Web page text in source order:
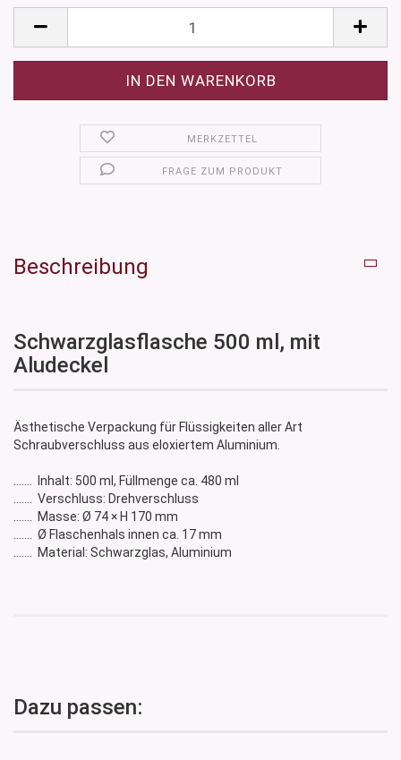
MERKZETTEL
FRAGE ZUM PRODUKT
Beschreibung
Schwarzglasflasche 500 ml, mit
Aludeckel
Ästhetische Verpackung für Flüssigkeiten aller Art
Schraubverschluss aus eloxiertem Aluminium.
....... Inhalt: 500 ml, Füllmenge ca. 480 ml
....... Verschluss: Drehverschluss
....... Masse: Ø 74 × H 170 mm
....... Ø Flaschenhals innen ca. 17 mm
....... Material: Schwarzglas, Aluminium
Dazu passen: